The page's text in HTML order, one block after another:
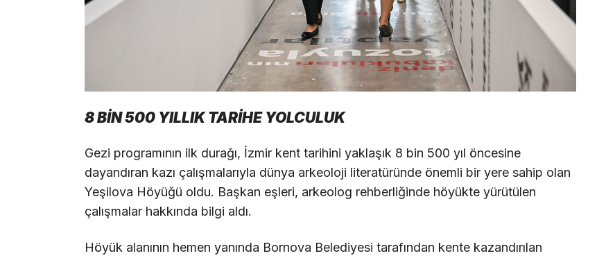
8 BİN 500 YILLIK TARİHE YOLCULUK
Gezi programının ilk durağı, İzmir kent tarihini yaklaşık 8 bin 500 yıl öncesine
dayandıran kazı çalışmalarıyla dünya arkeoloji literatüründe önemli bir yere sahip olan
Yeşilova Höyüğü oldu. Başkan eşleri, arkeolog rehberliğinde höyükte yürütülen
çalışmalar hakkında bilgi aldı.
Höyük alanının hemen yanında Bornova Belediyesi tarafından kente kazandırılan